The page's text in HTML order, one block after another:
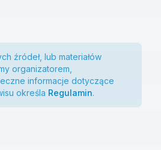
źródeł, lub materiałów
organizatorem,
informacje dotyczące
określa Regulamin.